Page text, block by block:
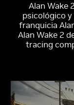
Alan Wake
psicológico
franquicia
Alan Wake 2
tracing